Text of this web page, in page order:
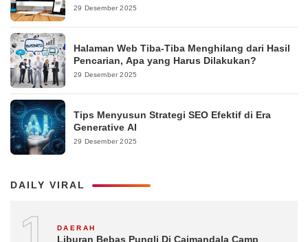
29 Desember 2025
Halaman Web Tiba-Tiba Menghilang dari Hasil
Pencarian, Apa yang Harus Dilakukan?
29 Desember 2025
Tips Menyusun Strategi SEO Efektif di Era
Generative AI
29 Desember 2025
DAILY VIRAL
DAERAH
Liburan Bebas Pungli Di Caimandala Camp